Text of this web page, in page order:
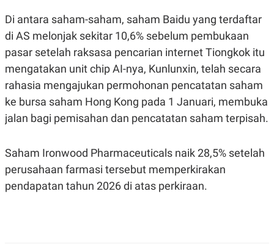
Di antara saham-saham, saham Baidu yang terdaftar
di AS melonjak sekitar 10,6% sebelum pembukaan
pasar setelah raksasa pencarian internet Tiongkok itu
mengatakan unit chip AI-nya, Kunlunxin, telah secara
rahasia mengajukan permohonan pencatatan saham
ke bursa saham Hong Kong pada 1 Januari, membuka
jalan bagi pemisahan dan pencatatan saham terpisah.
Saham Ironwood Pharmaceuticals naik 28,5% setelah
perusahaan farmasi tersebut memperkirakan
pendapatan tahun 2026 di atas perkiraan.